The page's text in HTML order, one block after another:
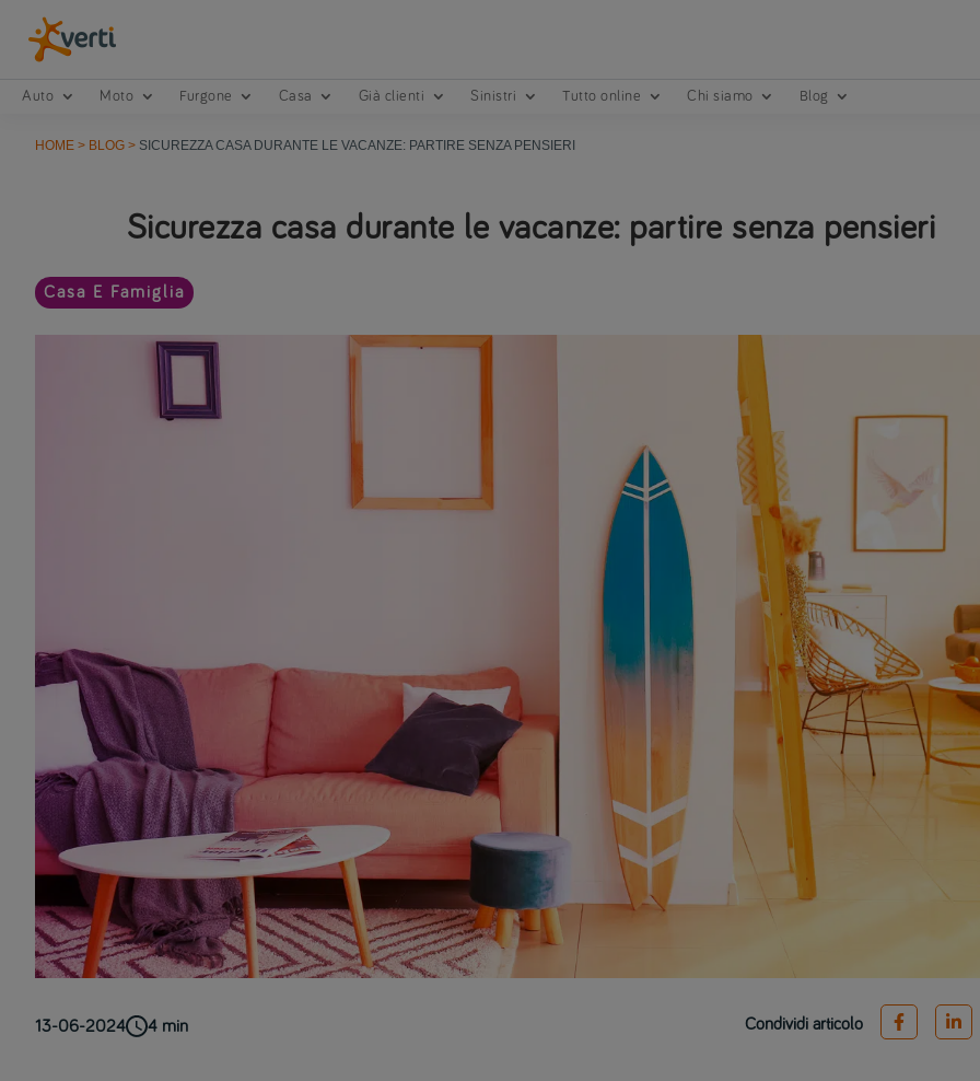
Auto Moto Furgone Casa Già clienti Sinistri Tutto online Chi siamo Blog
HOME > BLOG > SICUREZZA CASA DURANTE LE VACANZE: PARTIRE SENZA PENSIERI
Sicurezza casa durante le vacanze: partire senza pensieri
Casa E Famiglia
13-06-2024 4 min Condividi articolo